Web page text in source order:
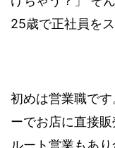
25歳で正社員を
初めは営業職で
ーでお店に直接
ルート営業もあ